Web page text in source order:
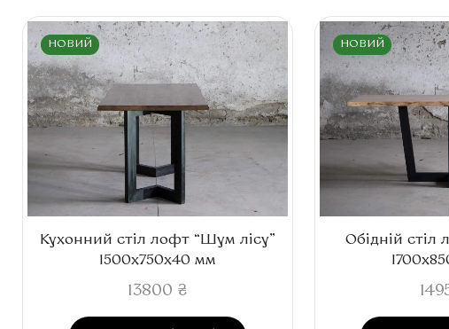
НОВИЙ
Кухонний стіл лофт “Шум лісу”
1500x750x40 мм
13800 ₴
НОВИЙ
Обідній стіл